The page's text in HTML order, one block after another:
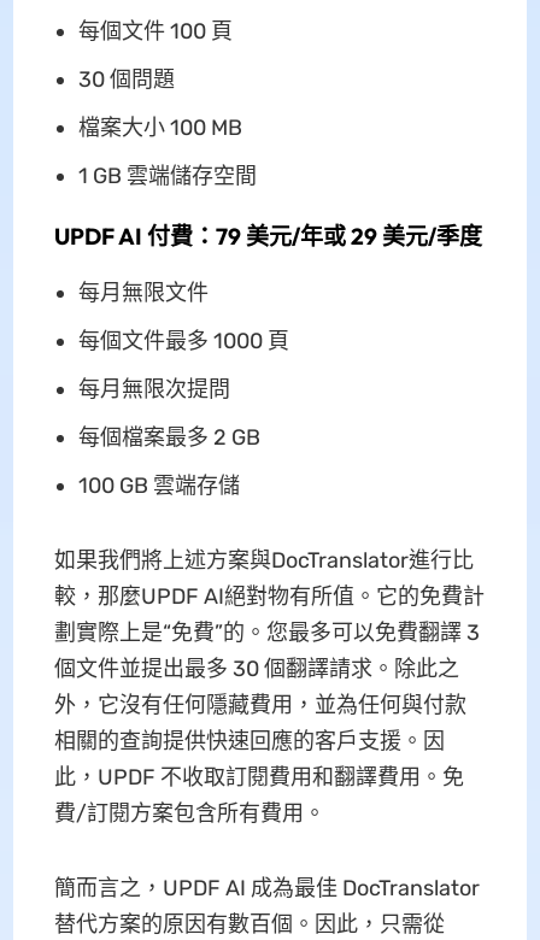
每個文件 100 頁
30 個問題
檔案大小 100 MB
1 GB 雲端儲存空間
UPDF AI 付費：79 美元/年或 29 美元/季度
每月無限文件
每個文件最多 1000 頁
每月無限次提問
每個檔案最多 2 GB
100 GB 雲端存儲
如果我們將上述方案與DocTranslator進行比
較，那麼UPDF AI絕對物有所值。它的免費計
劃實際上是“免費”的。您最多可以免費翻譯 3
個文件並提出最多 30 個翻譯請求。除此之
外，它沒有任何隱藏費用，並為任何與付款
相關的查詢提供快速回應的客戶支援。因
此，UPDF 不收取訂閱費用和翻譯費用。免
費/訂閱方案包含所有費用。
簡而言之，UPDF AI 成為最佳 DocTranslator
替代方案的原因有數百個。因此，只需從